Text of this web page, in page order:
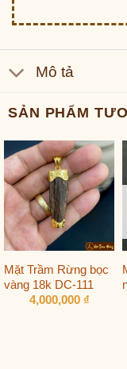
Mô tả
SẢN PHẨM
Mặt Trầm Rừng bọc
vàng 18k DC-111
4,000,000 ₫